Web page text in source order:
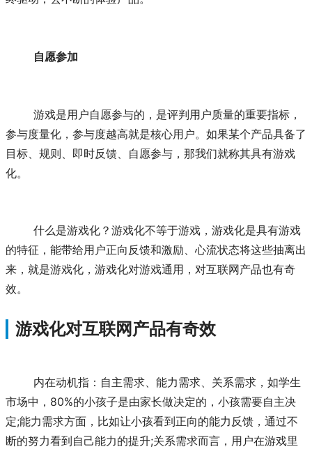
自愿参加
参与度量化，参与度越高就是核心用户。如果某个产品具备了
目标、规则、即时反馈、自愿参与，那我们就称其具有游戏
化。
的特征，能带给用户正向反馈和激励、心流状态将这些抽离出
来，就是游戏化，游戏化对游戏通用，对互联网产品也有奇
效。
游戏化对互联网产品有奇效
市场中，80%的小孩子是由家长做决定的，小孩需要自主决
定;能力需求方面，比如让小孩看到正向的能力反馈，通过不
断的努力看到自己能力的提升;关系需求而言，用户在游戏里